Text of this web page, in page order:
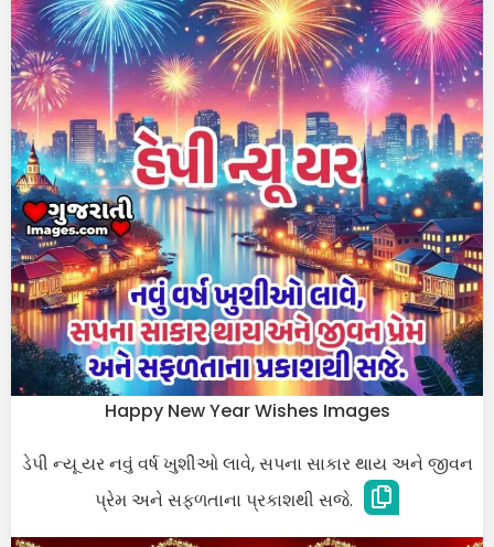
Happy New Year Wishes Images
ડેપી ન્યૂ યર નવું વર્ષ ખુશીઓ લાવે, સપના સાકાર થાય અને જીવન
પ્રેમ અને સફળતાના પ્રકાશથી સજે.